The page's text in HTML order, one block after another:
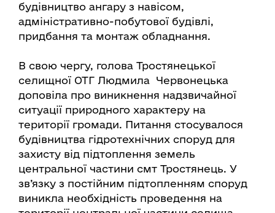
будівництво ангару з навісом,
адміністративно-побутової будівлі,
придбання та монтаж обладнання.
В свою чергу, голова Тростянецької
селищної ОТГ Людмила Червонецька
доповіла про виникнення надзвичайної
ситуації природного характеру на
території громади. Питання стосувалося
будівництва гідротехнічних споруд для
захисту від підтоплення земель
центральної частини смт Тростянець. У
зв’язку з постійним підтопленням споруд
виникла необхідність проведення на